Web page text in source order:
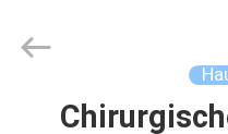
HAUS
Rights
Reserved.